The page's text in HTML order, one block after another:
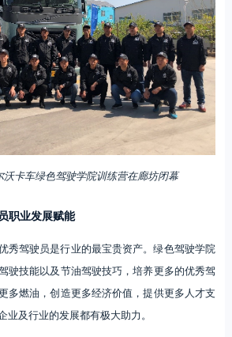
沃卡车绿色驾驶学院训练营在廊坊闭幕
职业发展赋能
秀驾驶员是行业的最宝贵资产。绿色驾驶学院
驶技能以及节油驾驶技巧，培养更多的优秀驾
多燃油，创造更多经济价值，提供更多人才支
及行业的发展都有极大助力。